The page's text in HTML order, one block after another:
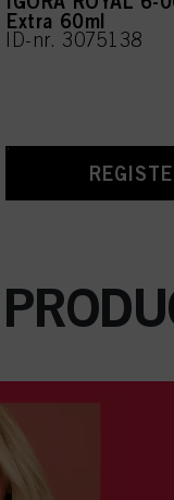
Extra 60ml
ID-nr. 3075138